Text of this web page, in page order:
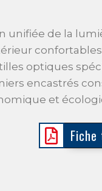
unifiée de la
optiques
encastrés
et